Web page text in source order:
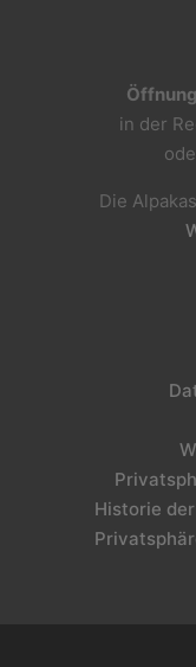
in der
Die
Historie